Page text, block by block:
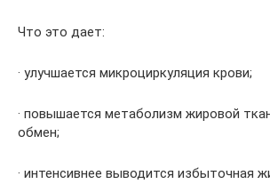
Что это дает:
· улучшается микроциркуляция крови;
· повышается метаболизм жировой
обмен;
· интенсивнее выводится избыточная